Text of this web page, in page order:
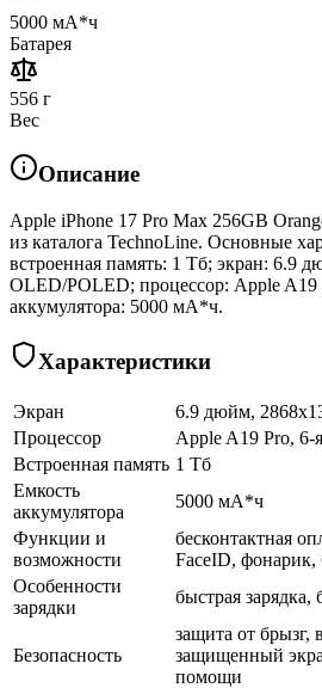
5000 мА*ч
Батарея
556 г
Вес
Описание
Apple iPhone 17 Pro Max 256GB
из каталога TechnoLine. Основные
встроенная память: 1 Тб; экран: 6.9
OLED/POLED; процессор: Apple A19
аккумулятора: 5000 мА*ч.
Характеристики
Экран
6.9 дюйм,
Процессор
Apple A19 Pro, 6-
Встроенная память 1 Тб
Емкость
аккумулятора
5000 мА*ч
Функции и
возможности
бесконтактная
FaceID, фонарик,
Особенности
зарядки
быстрая зарядка,
Безопасность
защита от брызг,
защищенный
помощи